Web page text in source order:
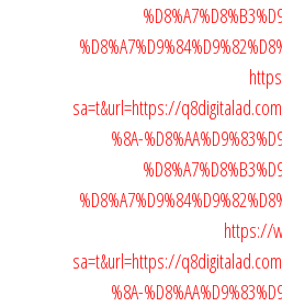
sa=t&url=https://
%8A-
https://
sa=t&url=https://
%8A-